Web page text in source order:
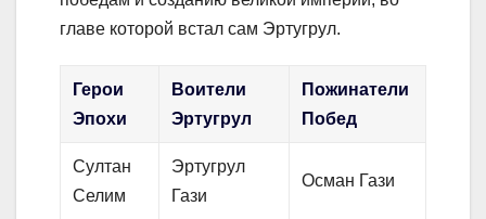
главе которой встал сам Эртугрул.
Герои
Эпохи
Воители
Эртугрул
Пожинатели
Побед
Султан
Селим
Эртугрул
Гази
Осман Гази